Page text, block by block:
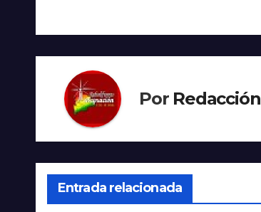
entradas
Por Redacción
Entrada relacionada